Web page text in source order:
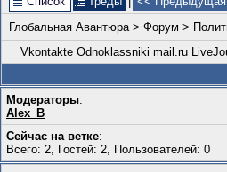
Глобальная Авантюра> Форум >
Vkontakte Odnoklassniki mail.ru
Модераторы:
Alex_B
Сейчас на ветке:
Всего: 2, Гостей: 2, Пользователей: 0